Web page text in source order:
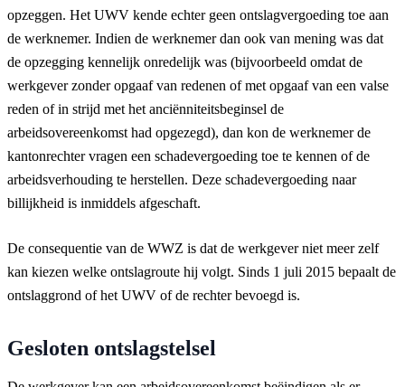
opzeggen. Het UWV kende echter geen ontslagvergoeding toe aan
de werknemer. Indien de werknemer dan ook van mening was dat
de opzegging kennelijk onredelijk was (bijvoorbeeld omdat de
werkgever zonder opgaaf van redenen of met opgaaf van een valse
reden of in strijd met het anciënniteitsbeginsel de
arbeidsovereenkomst had opgezegd), dan kon de werknemer de
kantonrechter vragen een schadevergoeding toe te kennen of de
arbeidsverhouding te herstellen. Deze schadevergoeding naar
billijkheid is inmiddels afgeschaft.
De consequentie van de WWZ is dat de werkgever niet meer zelf
kan kiezen welke ontslagroute hij volgt. Sinds 1 juli 2015 bepaalt de
ontslaggrond of het UWV of de rechter bevoegd is.
Gesloten ontslagstelsel